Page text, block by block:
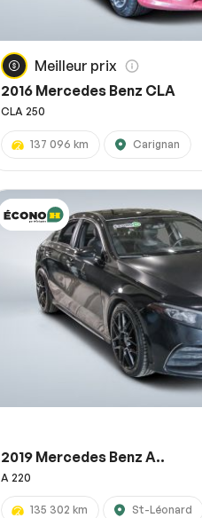
Meilleur prix
2016 Mercedes Benz CLA
CLA 250
137 096 km Carignan
2019 Mercedes Benz A..
A 220
135 302 km St-Léonard